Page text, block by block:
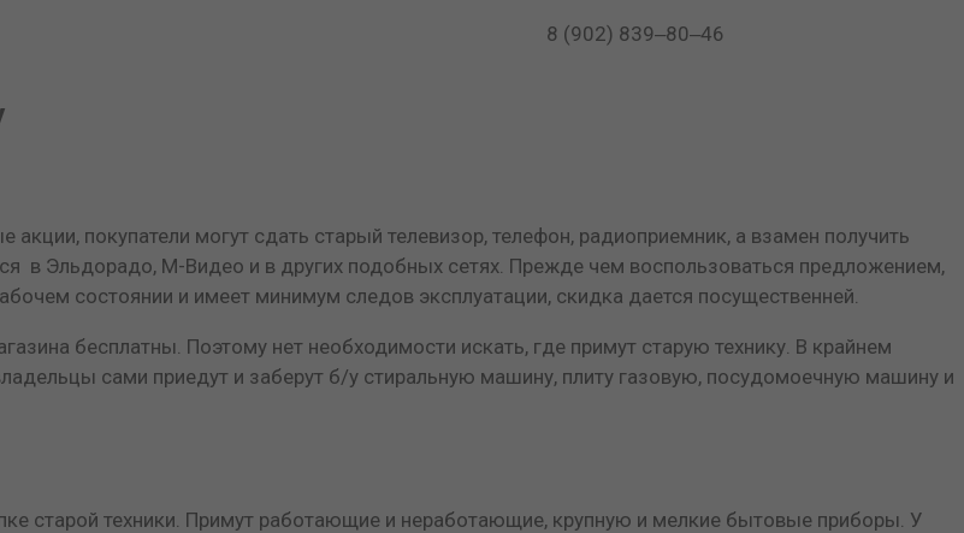
8 (902) 839‒80‒46
покупатели могут сдать старый телевизор, телефон, радиоприемник, а взамен получить
в Эльдорадо, М-Видео и в других подобных сетях. Прежде чем воспользоваться предложением,
состоянии и имеет минимум следов эксплуатации, скидка дается посущественней.
бесплатны. Поэтому нет необходимости искать, где примут старую технику. В крайнем
сами приедут и заберут б/у стиральную машину, плиту газовую, посудомоечную машину и
старой техники. Примут работающие и неработающие, крупную и мелкие бытовые приборы. У